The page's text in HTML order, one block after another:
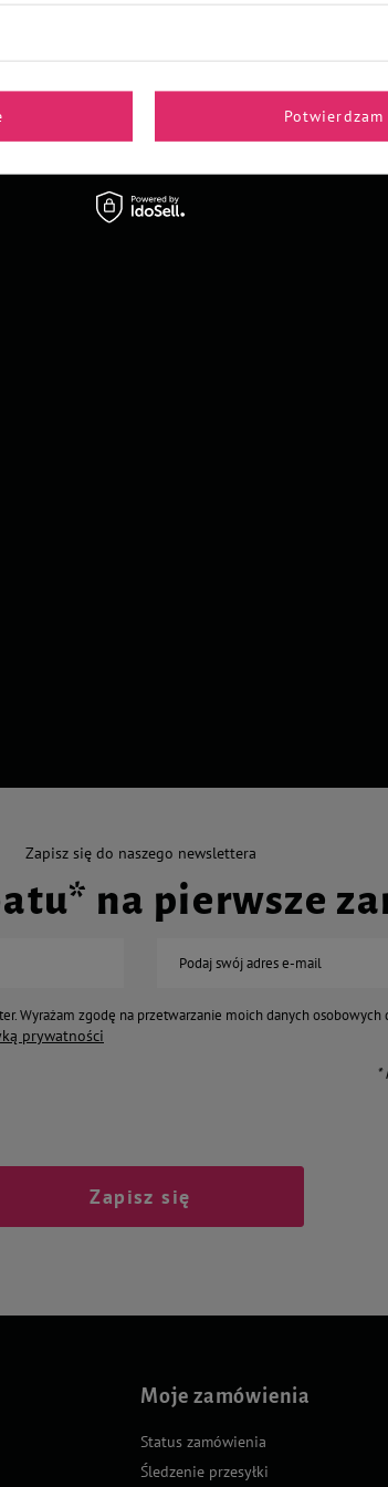
naszego bloga
Zapisz się do naszego newslettera
na pierwsze
Podaj swój adres e-mail
Wyrażam zgodę na przetwarzanie moich danych osobowych
prywatności
*
Zapisz się
Moje zamówienia
Status zamówienia
Śledzenie przesyłki